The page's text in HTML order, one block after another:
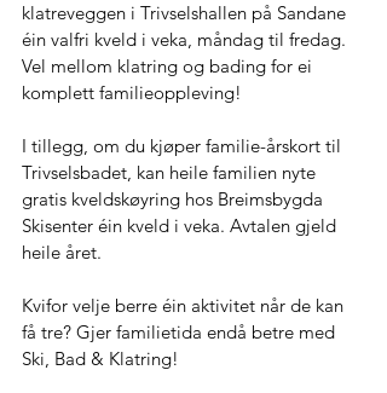
klatreveggen i Trivselshallen på Sandane
éin valfri kveld i veka, måndag til fredag.
Vel mellom klatring og bading for ei
komplett familieoppleving!
I tillegg, om du kjøper familie-årskort til
Trivselsbadet, kan heile familien nyte
gratis kveldskøyring hos Breimsbygda
Skisenter éin kveld i veka. Avtalen gjeld
heile året.
Kvifor velje berre éin aktivitet når de kan
få tre? Gjer familietida endå betre med
Ski, Bad & Klatring!